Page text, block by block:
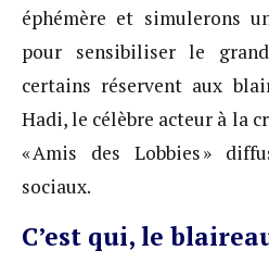
éphémère et simulerons
pour sensibiliser le
certains réservent aux
Hadi, le célèbre acteur à la
« Amis des Lobbies »
sociaux.
C’est qui, le